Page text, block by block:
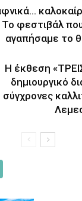
Το φεστιβάλ που
αγαπήσαμε το
Η έκθεση
δημιουργικό
σύγχρονες